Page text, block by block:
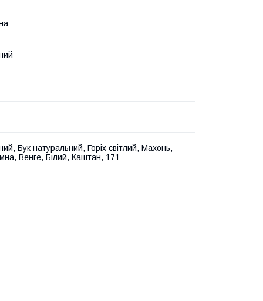
Бук натуральний, Горіх світлий, Махонь,
Венге, Білий, Каштан, 171